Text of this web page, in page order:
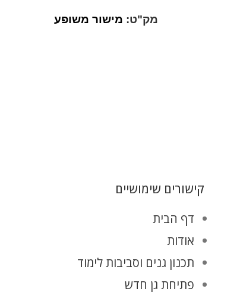
מק"ט: מישור משופע
קישורים שימושיים
דף הבית
אודות
תכנון גנים וסביבות לימוד
פתיחת גן חדש